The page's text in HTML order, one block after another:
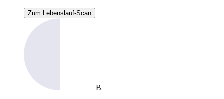
Zum Lebenslauf-Scan
B